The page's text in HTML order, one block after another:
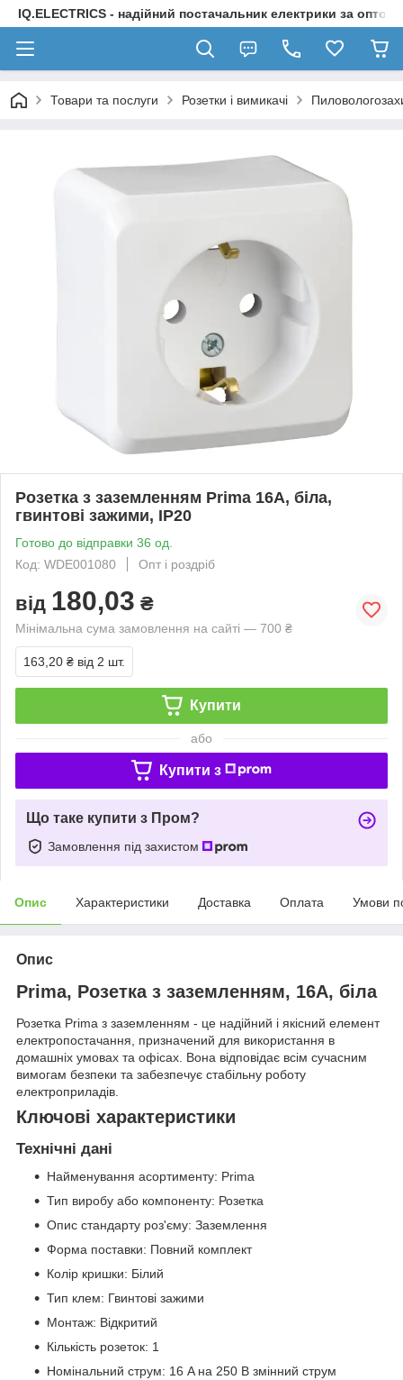
IQ.ELECTRICS - надійний постачальник електрики за
Товари та послуги Розетки і вимикачі
Розетка з заземленням Prima 16А, біла,
гвинтові зажими, IP20
Готово до відправки 36 од.
Код: WDE001080
Опт і роздріб
від 180,03 ₴
Мінімальна сума замовлення на сайті — 700 ₴
163,20 ₴ від 2 шт.
Купити
або
Купити з
Що таке купити з Пром?
Замовлення під захистом
Опис Характеристики Доставка Оплата Умови
Опис
Prima, Розетка з заземленням, 16А, біла
Розетка Prima з заземленням - це надійний і якісний елемент
електропостачання, призначений для використання в
домашніх умовах та офісах. Вона відповідає всім сучасним
вимогам безпеки та забезпечує стабільну роботу
електроприладів.
Ключові характеристики
Технічні дані
Найменування асортименту: Prima
Тип виробу або компоненту: Розетка
Опис стандарту роз'єму: Заземлення
Форма поставки: Повний комплект
Колір кришки: Білий
Тип клем: Гвинтові зажими
Монтаж: Відкритий
Кількість розеток: 1
Номінальний струм: 16 A на 250 В змінний струм